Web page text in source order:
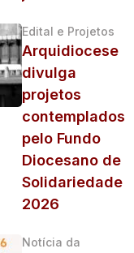
Edital e Projetos
Arquidiocese
divulga
projetos
contemplados
pelo Fundo
Diocesano de
Solidariedade
2026
Notícia da